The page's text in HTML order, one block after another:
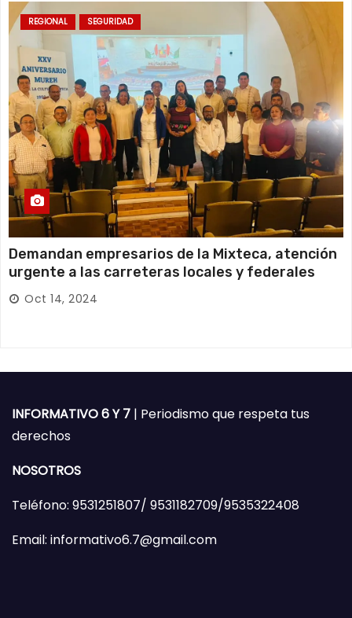
REGIONAL SEGURIDAD
Demandan empresarios de la Mixteca, atención
urgente a las carreteras locales y federales
Oct 14, 2024
INFORMATIVO 6 Y 7 | Periodismo que respeta tus
derechos
NOSOTROS
Teléfono: 9531251807/ 9531182709/9535322408
Email: informativo6.7@gmail.com